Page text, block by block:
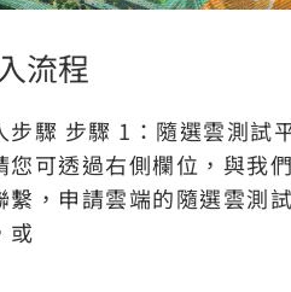
流程
步驟 步驟 1：隨選雲測試
您可透過右側欄位，與我
繫，申請雲端的隨選雲測
或